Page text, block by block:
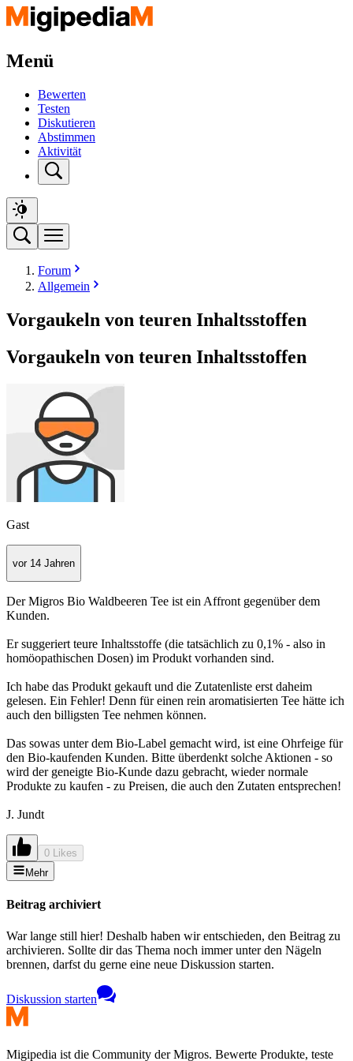
Menü
Bewerten
Testen
Diskutieren
Abstimmen
Aktivität
Forum
Allgemein
Vorgaukeln von teuren Inhaltsstoffen
Vorgaukeln von teuren Inhaltsstoffen
Gast
vor 14 Jahren
Der Migros Bio Waldbeeren Tee ist ein Affront gegenüber dem
Kunden.
Er suggeriert teure Inhaltsstoffe (die tatsächlich zu 0,1% - also in
homöopathischen Dosen) im Produkt vorhanden sind.
Ich habe das Produkt gekauft und die Zutatenliste erst daheim
gelesen. Ein Fehler! Denn für einen rein aromatisierten Tee hätte ich
auch den billigsten Tee nehmen können.
Das sowas unter dem Bio-Label gemacht wird, ist eine Ohrfeige für
den Bio-kaufenden Kunden. Bitte überdenkt solche Aktionen - so
wird der geneigte Bio-Kunde dazu gebracht, wieder normale
Produkte zu kaufen - zu Preisen, die auch den Zutaten entsprechen!
J. Jundt
0 Likes
Mehr
Beitrag archiviert
War lange still hier! Deshalb haben wir entschieden, den Beitrag zu
archivieren. Sollte dir das Thema noch immer unter den Nägeln
brennen, darfst du gerne eine neue Diskussion starten.
Diskussion starten
Migipedia ist die Community der Migros. Bewerte Produkte, teste